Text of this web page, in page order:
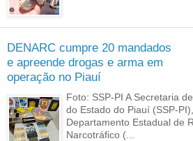
DENARC cumpre 20 mandados
e apreende drogas e arma em
operação no Piauí
Foto: SSP-PI A Secretaria
do Estado do Piauí (SSP-
Departamento Estadual de
Narcotráfico (...